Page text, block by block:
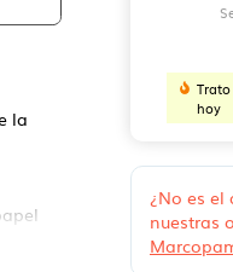
la
hoy
¿No es el
nuestras